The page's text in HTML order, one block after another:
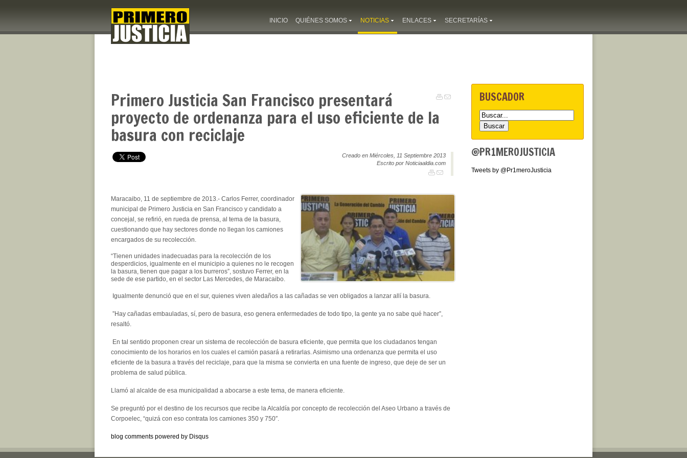
INICIO QUIÉNES SOMOS NOTICIAS ENLACES SECRETARÍAS
Primero Justicia San Francisco presentará
proyecto de ordenanza para el uso eficiente de la
basura con reciclaje
Creado en Miércoles, 11 Septiembre 2013
Escrito por Noticiaaldia.com
Maracaibo, 11 de septiembre de 2013.- Carlos Ferrer, coordinador
municipal de Primero Justicia en San Francisco y candidato a
concejal, se refirió, en rueda de prensa, al tema de la basura,
cuestionando que hay sectores donde no llegan los camiones
encargados de su recolección.
“Tienen unidades inadecuadas para la recolección de los
desperdicios, igualmente en el municipio a quienes no le recogen
la basura, tienen que pagar a los burreros”, sostuvo Ferrer, en la
sede de ese partido, en el sector Las Mercedes, de Maracaibo.
Igualmente denunció que en el sur, quienes viven aledaños a las cañadas se ven obligados a lanzar allí la basura.
”Hay cañadas embauladas, sí, pero de basura, eso genera enfermedades de todo tipo, la gente ya no sabe qué hacer”,
resaltó.
En tal sentido proponen crear un sistema de recolección de basura eficiente, que permita que los ciudadanos tengan
conocimiento de los horarios en los cuales el camión pasará a retirarlas. Asimismo una ordenanza que permita el uso
eficiente de la basura a través del reciclaje, para que la misma se convierta en una fuente de ingreso, que deje de ser un
problema de salud pública.
Llamó al alcalde de esa municipalidad a abocarse a este tema, de manera eficiente.
Se preguntó por el destino de los recursos que recibe la Alcaldía por concepto de recolección del Aseo Urbano a través de
Corpoelec, “quizá con eso contrata los camiones 350 y 750″.
blog comments powered by Disqus
BUSCADOR
@PR1MEROJUSTICIA
Tweets by @Pr1meroJusticia